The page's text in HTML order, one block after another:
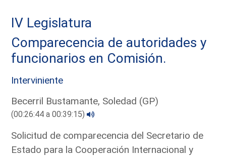
IV Legislatura
Comparecencia de autoridades y
funcionarios en Comisión.
Interviniente
Becerril Bustamante, Soledad (GP)
(00:26:44 a 00:39:15)
Solicitud de comparecencia del Secretario de
Estado para la Cooperación Internacional y